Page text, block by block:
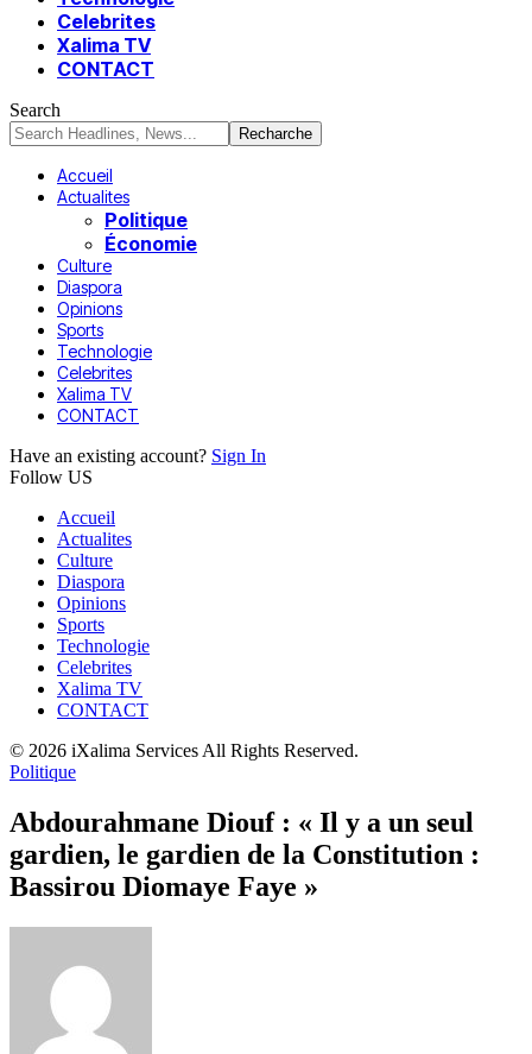
Celebrites
Xalima TV
CONTACT
Search
Accueil
Actualites
Politique
Économie
Culture
Diaspora
Opinions
Sports
Technologie
Celebrites
Xalima TV
CONTACT
Have an existing account? Sign In
Follow US
Accueil
Actualites
Culture
Diaspora
Opinions
Sports
Technologie
Celebrites
Xalima TV
CONTACT
© 2026 iXalima Services All Rights Reserved.
Politique
Abdourahmane Diouf : « Il y a un seul
gardien, le gardien de la Constitution :
Bassirou Diomaye Faye »